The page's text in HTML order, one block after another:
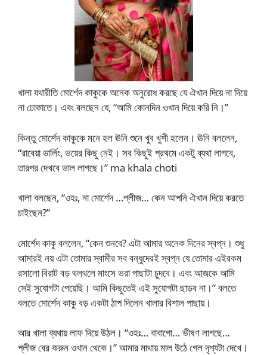
খালা যথারীতি মোর্শেদ কাকুকে অনেক অনুরোধ করছে যে ঐখান দিয়ে না দিয়ে
না ঢোকাতে। এবং বলছেন যে, “আমি কোনদিন ওখান দিয়ে করি নি।”
কিন্তু মোর্শেদ কাকুকে মনে হল ঊনি শুনে খুব খুশী হলেন। ঊনি বললেন,
“রাবেয়া ডার্লিং, ভয়ের কিছু নেই। সব কিছুই প্রথমে একটু ব্যথা লাগবে,
তারপর দেখবে ভাল লাগছে।” ma khala choti
খালা বলছেন, “ওহঃ, না মোর্শেদ …প্লীজ… কেন আপনি ঐখান দিয়ে করতে
চাইছেন?”
মোর্শেদ কাকু বললেন, “কেন শুনবে? এটা আমার অনেক দিনের স্বপ্ন। শুধু
আমারই নয় এটা তোমার স্বামীর সব বন্ধুদেরই স্বপ্ন যে তোমার এইরকম
রসালো বিরাট বড় থলথলে মাংসে ভরা পাছাটা চুদবে। এবং আজকে আমি
সেই সুযোগটা পেয়েছি। আমি কিছুতেই এই সুযোগটা ছাড়ব না।” বলতে
বলতে মোর্শেদ কাকু বড় একটা ঠাপ দিলেন খালার বিশাল পাছায়।
আর খালা ব্যথায় লাফ দিয়ে উঠল। “ওহঃ… বাবাগো… ভীষণ লাগছে…
প্লীজ বের করুন ওখান থেকে।” আমার মাথায় মাল উঠে গেল দৃশ্যটা দেখে।